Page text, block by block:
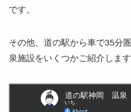
です。
その他、道の駅から車で35分
泉施設をいくつかご紹介します